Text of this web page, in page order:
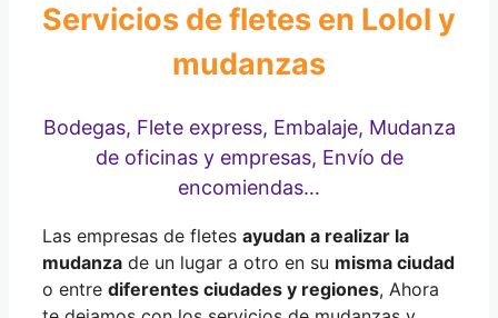
Servicios de fletes en Lolol y
mudanzas
Bodegas, Flete express, Embalaje, Mudanza
de oficinas y empresas, Envío de
encomiendas…
Las empresas de fletes ayudan a realizar la
mudanza de un lugar a otro en su misma ciudad
o entre diferentes ciudades y regiones, Ahora